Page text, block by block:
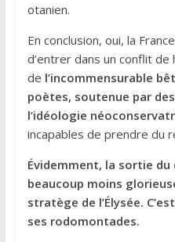
otanien.
En conclusion, oui, la
d’entrer dans un conflit
de l’incommensurable
poètes, soutenue par
l’idéologie
incapables de prendre du
Évidemment, la sortie
beaucoup moins
stratège de l’Élysée.
ses rodomontades.